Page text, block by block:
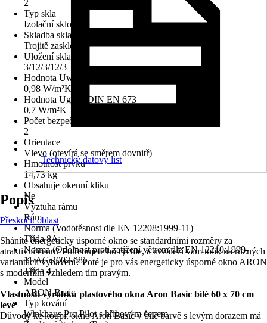
2
Typ skla
Izolační sklo
Skladba skla
Trojitě zasklené
Uložení skla
3/12/3/12/3
Hodnota Uw dle DIN EN 10077
0,98 W/m²K
Hodnota Ug dle DIN EN 673
0,7 W/m²K
Počet bezpečnostních kotevních plechů
2
Orientace
Vlevo (otevírá se směrem dovnitř)
Hmotnost prvku
14,73 kg
Obsahuje okenní kliku
Ne
Výztuha rámu
Rám
Norma (Vodotěsnost dle EN 12208:1999-11)
Třída 8A
Norma (Odolnost proti zatížení větrem dle EN 12210:1999-
11/AC:2002-08)
Třída 4
Model
ARON Basic
Typ kování
Winkhaus Pro Pilot s hřibovým čepem
Technický datový list
Popis
Přeskočit oblast
Sháníte energeticky úsporné okno se standardními rozměry za
atraktivní cenu? Potřebujete ho rychle, a nezáleží vám tolik na různých
variantách vybavení? Poté je pro vás energeticky úsporné okno ARON
s moderním vzhledem tím pravým.
Vlastnosti výrobku plastového okna Aron Basic bílé 60 x 70 cm
levé
Důvody ke koupi: okno Aron Basic v bílé barvě s levým dorazem má